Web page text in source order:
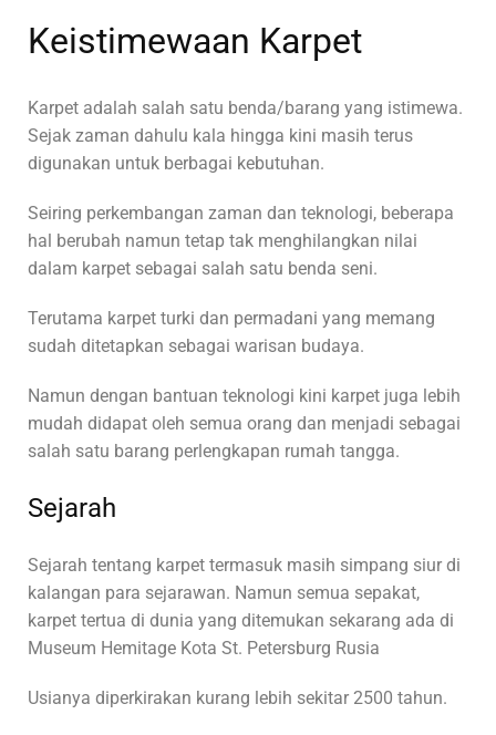
Keistimewaan Karpet
Karpet adalah salah satu benda/barang yang istimewa.
Sejak zaman dahulu kala hingga kini masih terus
digunakan untuk berbagai kebutuhan.
Seiring perkembangan zaman dan teknologi, beberapa
hal berubah namun tetap tak menghilangkan nilai
dalam karpet sebagai salah satu benda seni.
Terutama karpet turki dan permadani yang memang
sudah ditetapkan sebagai warisan budaya.
Namun dengan bantuan teknologi kini karpet juga lebih
mudah didapat oleh semua orang dan menjadi sebagai
salah satu barang perlengkapan rumah tangga.
Sejarah
Sejarah tentang karpet termasuk masih simpang siur di
kalangan para sejarawan. Namun semua sepakat,
karpet tertua di dunia yang ditemukan sekarang ada di
Museum Hemitage Kota St. Petersburg Rusia
Usianya diperkirakan kurang lebih sekitar 2500 tahun.